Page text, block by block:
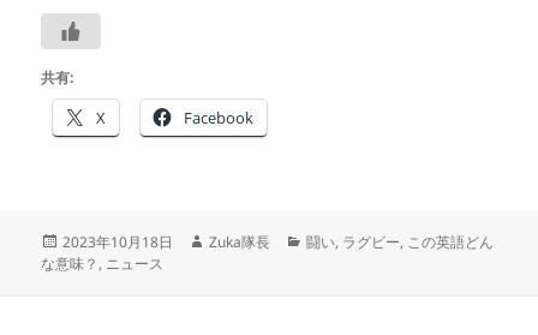
共有:
X Facebook
投
稿
2023年10月18日
作
Zuka隊長
カ
闘い, ラグビー, この英語どん
な意味？ , ニュース